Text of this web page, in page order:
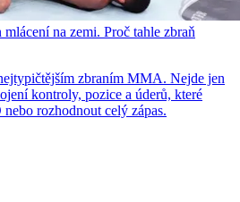
na zemi. Proč tahle zbraň
zbraním MMA. Nejde jen
kontroly, pozice a úderů, které
rozhodnout celý zápas.